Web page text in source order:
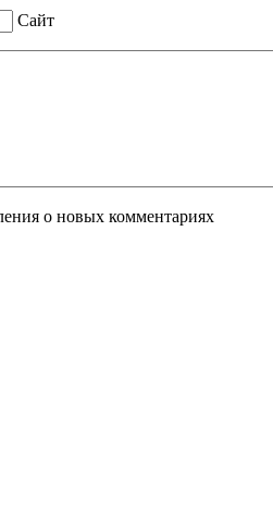
Сайт
о новых комментариях